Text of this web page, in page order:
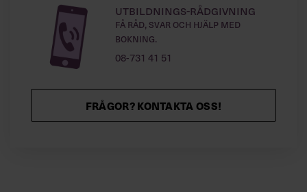
Utbildnings-rådgivning
Få råd, svar och hjälp med
bokning.
08-731 41 51
FRÅGOR? KONTAKTA OSS!